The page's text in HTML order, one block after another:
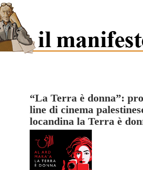
“La Terra è donna”:
line di cinema
locandina la Terra è